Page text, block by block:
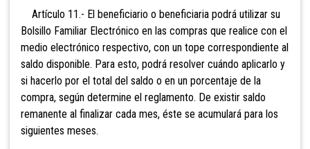
Artículo 11.- El beneficiario o beneficiaria podrá utilizar su
Bolsillo Familiar Electrónico en las compras que realice con el
medio electrónico respectivo, con un tope correspondiente al
saldo disponible. Para esto, podrá resolver cuándo aplicarlo y
si hacerlo por el total del saldo o en un porcentaje de la
compra, según determine el reglamento. De existir saldo
remanente al finalizar cada mes, éste se acumulará para los
siguientes meses.